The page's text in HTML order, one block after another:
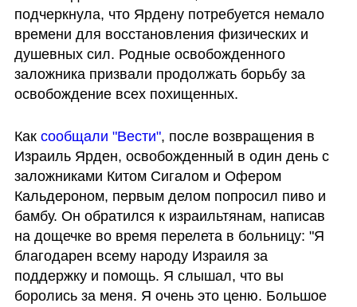
подчеркнула, что Ярдену потребуется немало
времени для восстановления физических и
душевных сил. Родные освобожденного
заложника призвали продолжать борьбу за
освобождение всех похищенных.
Как сообщали "Вести", после возвращения в
Израиль Ярден, освобожденный в один день с
заложниками Китом Сигалом и Офером
Кальдероном, первым делом попросил пиво и
бамбу. Он обратился к израильтянам, написав
на дощечке во время перелета в больницу: "Я
благодарен всему народу Израиля за
поддержку и помощь. Я слышал, что вы
боролись за меня. Я очень это ценю. Большое